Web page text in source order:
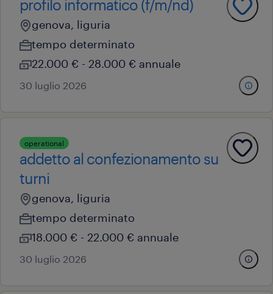
profilo informatico (f/m/nd)
genova, liguria
tempo determinato
22.000 € - 28.000 € annuale
30 luglio 2026
operational
addetto al confezionamento su
turni
genova, liguria
tempo determinato
18.000 € - 22.000 € annuale
30 luglio 2026